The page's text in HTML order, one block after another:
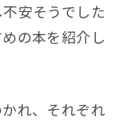
そうでした
の本を紹介し
れ、それぞれ